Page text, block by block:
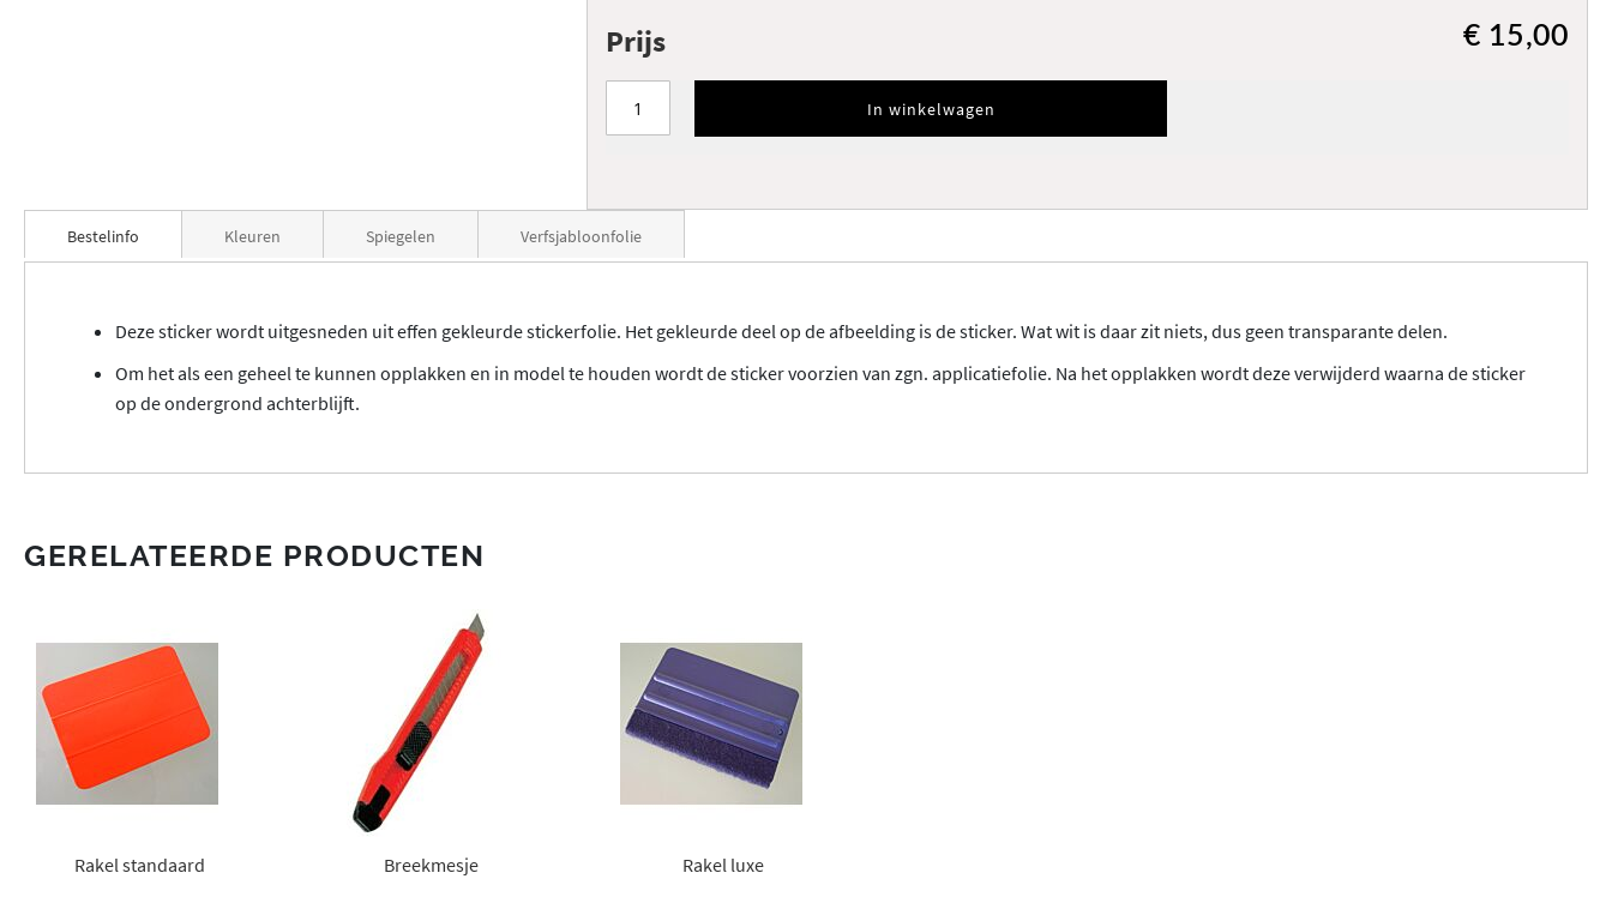
Prijs € 15,00
In winkelwagen
Bestelinfo
Deze sticker wordt uitgesneden uit effen gekleurde stickerfolie. Het gekleurde deel op de afbeelding is de sticker. Wat wit is daar zit niets, dus geen transparante delen.
Om het als een geheel te kunnen opplakken en in model te houden wordt de sticker voorzien van zgn. applicatiefolie. Na het opplakken wordt deze verwijderd waarna de sticker
op de ondergrond achterblijft.
Kleuren Spiegelen Verfsjabloonfolie
GERELATEERDE PRODUCTEN
Rakel standaard Breekmesje Rakel luxe